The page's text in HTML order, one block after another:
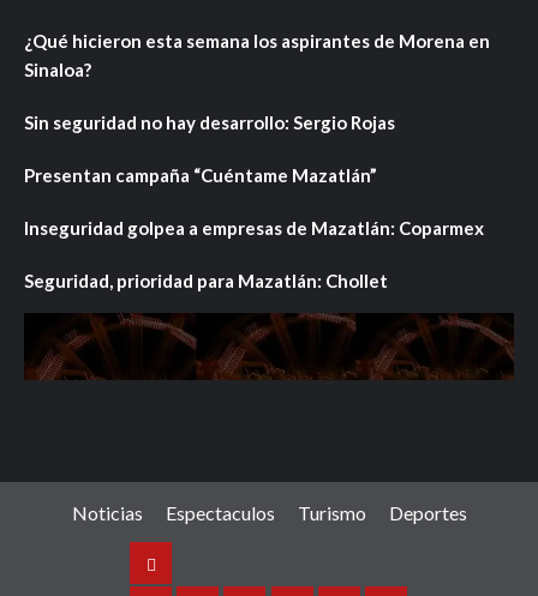
¿Qué hicieron esta semana los aspirantes de Morena en
Sinaloa?
Sin seguridad no hay desarrollo: Sergio Rojas
Presentan campaña “Cuéntame Mazatlán”
Inseguridad golpea a empresas de Mazatlán: Coparmex
Seguridad, prioridad para Mazatlán: Chollet
Noticias Espectaculos Turismo Deportes
Noticias